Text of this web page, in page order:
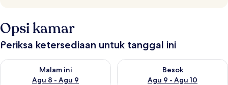
Opsi kamar
Periksa ketersediaan untuk tanggal ini
Malam ini
Agu 8 - Agu 9
Periksa ketersediaan untuk malam ini Agu 8 - Agu 9
Besok
Agu 9 - Agu 10
Periksa ketersediaan untuk